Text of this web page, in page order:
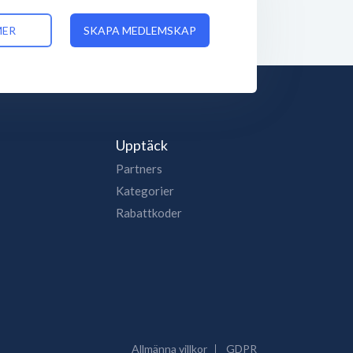
SKAPA MEDLEMSKAP
Upptäck
Partners
Kategorier
Rabattkoder
Allmänna villkor GDPR